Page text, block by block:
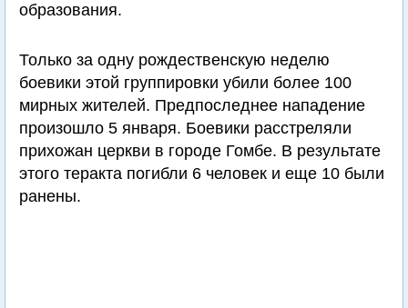
образования.
Только за одну рождественскую неделю
боевики этой группировки убили более 100
мирных жителей. Предпоследнее нападение
произошло 5 января. Боевики расстреляли
прихожан церкви в городе Гомбе. В результате
этого теракта погибли 6 человек и еще 10 были
ранены.